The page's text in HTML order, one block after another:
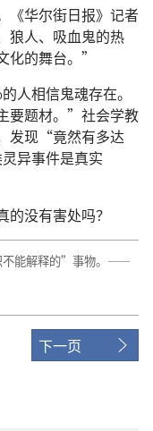
《华尔街日报》记者
狼人、吸血鬼的热
化的舞台。”
人相信鬼魂存在。
要题材。”社会学教
发现“竟然有多达
异事件是真实
的没有害处吗？
不能解释的”事物。——
下一页